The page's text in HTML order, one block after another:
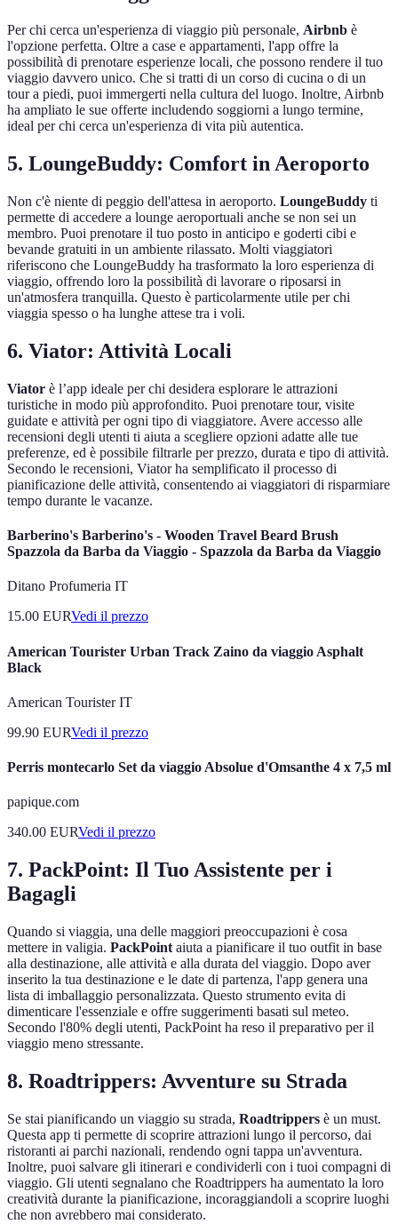
Per chi cerca un'esperienza di viaggio più personale, Airbnb è
l'opzione perfetta. Oltre a case e appartamenti, l'app offre la
possibilità di prenotare esperienze locali, che possono rendere il tuo
viaggio davvero unico. Che si tratti di un corso di cucina o di un
tour a piedi, puoi immergerti nella cultura del luogo. Inoltre, Airbnb
ha ampliato le sue offerte includendo soggiorni a lungo termine,
ideal per chi cerca un'esperienza di vita più autentica.
5. LoungeBuddy: Comfort in Aeroporto
Non c'è niente di peggio dell'attesa in aeroporto. LoungeBuddy ti
permette di accedere a lounge aeroportuali anche se non sei un
membro. Puoi prenotare il tuo posto in anticipo e goderti cibi e
bevande gratuiti in un ambiente rilassato. Molti viaggiatori
riferiscono che LoungeBuddy ha trasformato la loro esperienza di
viaggio, offrendo loro la possibilità di lavorare o riposarsi in
un'atmosfera tranquilla. Questo è particolarmente utile per chi
viaggia spesso o ha lunghe attese tra i voli.
6. Viator: Attività Locali
Viator è l’app ideale per chi desidera esplorare le attrazioni
turistiche in modo più approfondito. Puoi prenotare tour, visite
guidate e attività per ogni tipo di viaggiatore. Avere accesso alle
recensioni degli utenti ti aiuta a scegliere opzioni adatte alle tue
preferenze, ed è possibile filtrarle per prezzo, durata e tipo di attività.
Secondo le recensioni, Viator ha semplificato il processo di
pianificazione delle attività, consentendo ai viaggiatori di risparmiare
tempo durante le vacanze.
Barberino's Barberino's - Wooden Travel Beard Brush
Spazzola da Barba da Viaggio - Spazzola da Barba da Viaggio
Ditano Profumeria IT
15.00 EURVedi il prezzo
American Tourister Urban Track Zaino da viaggio Asphalt
Black
American Tourister IT
99.90 EURVedi il prezzo
Perris montecarlo Set da viaggio Absolue d'Omsanthe 4 x 7,5 ml
papique.com
340.00 EURVedi il prezzo
7. PackPoint: Il Tuo Assistente per i
Bagagli
Quando si viaggia, una delle maggiori preoccupazioni è cosa
mettere in valigia. PackPoint aiuta a pianificare il tuo outfit in base
alla destinazione, alle attività e alla durata del viaggio. Dopo aver
inserito la tua destinazione e le date di partenza, l'app genera una
lista di imballaggio personalizzata. Questo strumento evita di
dimenticare l'essenziale e offre suggerimenti basati sul meteo.
Secondo l'80% degli utenti, PackPoint ha reso il preparativo per il
viaggio meno stressante.
8. Roadtrippers: Avventure su Strada
Se stai pianificando un viaggio su strada, Roadtrippers è un must.
Questa app ti permette di scoprire attrazioni lungo il percorso, dai
ristoranti ai parchi nazionali, rendendo ogni tappa un'avventura.
Inoltre, puoi salvare gli itinerari e condividerli con i tuoi compagni di
viaggio. Gli utenti segnalano che Roadtrippers ha aumentato la loro
creatività durante la pianificazione, incoraggiandoli a scoprire luoghi
che non avrebbero mai considerato.